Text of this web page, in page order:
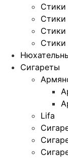
Стики
Стики
Стики
Стики
Сигареты
Lifa